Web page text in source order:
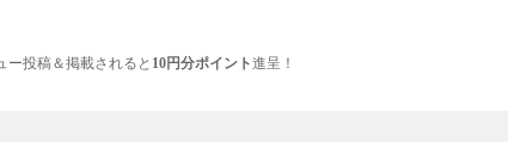
ー投稿＆掲載されると 10円分ポイント進呈！